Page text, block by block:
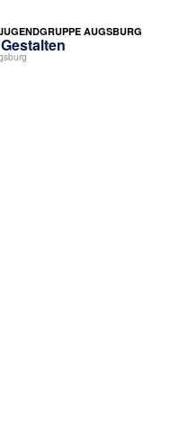
AUGSBURG